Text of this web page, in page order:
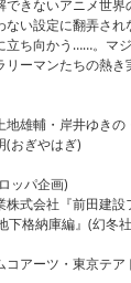
できないアニメ世界
ない設定に翻弄さ
立ち向かう……。マ
ーマンたちの熱き
雄輔・岸井ゆきの
(おぎやはぎ)
ッパ企画)
株式会社『前田建
下格納庫編』(幻冬
コアーツ・東京テア